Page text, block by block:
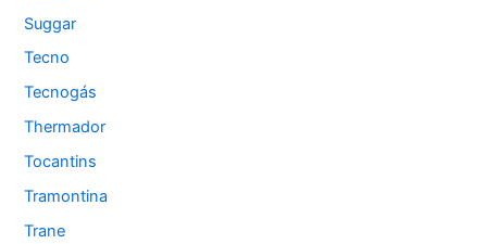
Suggar
Tecno
Tecnogás
Thermador
Tocantins
Tramontina
Trane